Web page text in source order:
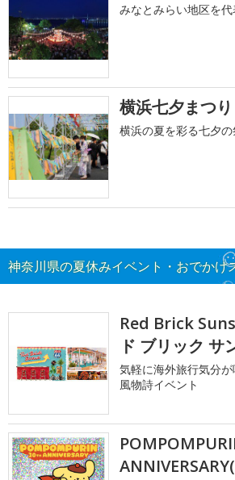
みなとみらい地区を
横浜七夕まつり
横浜の夏を彩る七夕
神奈川県の夏休みイベント・おでかけ
Red Brick
ド ブリック サ
気軽に海外旅行気分
風物詩イベント